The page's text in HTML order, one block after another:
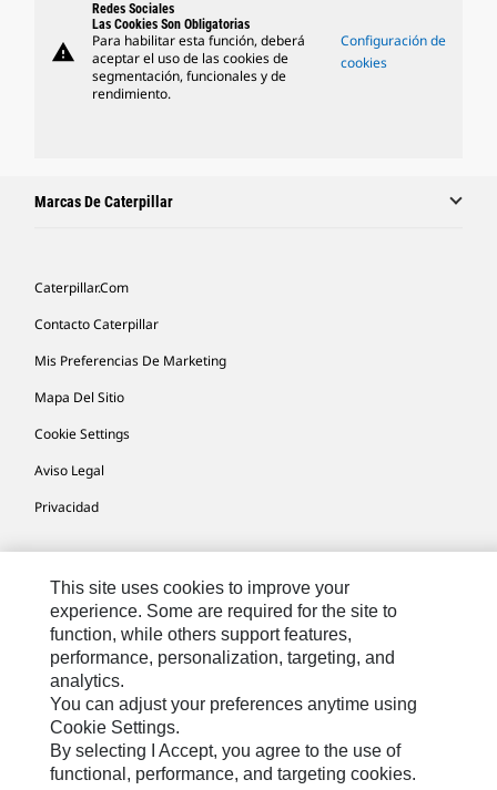
warning
Redes Sociales
Las Cookies Son Obligatorias
Para habilitar esta función, deberá
aceptar el uso de las cookies de
segmentación, funcionales y de
rendimiento.
Configuración de
cookies
Marcas De Caterpillar
Caterpillar.com
Contacto Caterpillar
Mis Preferencias De Marketing
Mapa Del Sitio
Cookie Settings
Aviso Legal
Privacidad
Europe-Spanish © 2026 Caterpillar. Reservados todos los derechos
This site uses cookies to improve your
experience. Some are required for the site to
function, while others support features,
performance, personalization, targeting, and
analytics.
You can adjust your preferences anytime using
Cookie Settings.
By selecting I Accept, you agree to the use of
functional, performance, and targeting cookies.